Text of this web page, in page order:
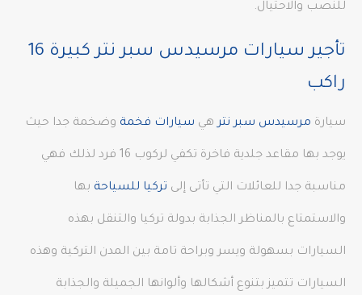
للنصب والاحتيال.
تأجير سيارات مرسيدس سبر نتر كبيرة 16
راكب
سيارة مرسيدس سبر نترهي سيارات فخمة وضخمة جدا حيث
يوجد بها مقاعد جلدية فاخرة تكفي لركوب 16 فرد لذلك فهي
مناسبة جدا للعائلات التي تأتى إلى تركيا للسياحة بها
والاستمتاع بالمناظر الجذابة بدولة تركيا والتنقل بهذه
السيارات بسهولة ويسر وبراحة تامة بين المدن التركية وهذه
السيارات تتميز بتنوع أشكالها وألوانها الجميلة والجذابة